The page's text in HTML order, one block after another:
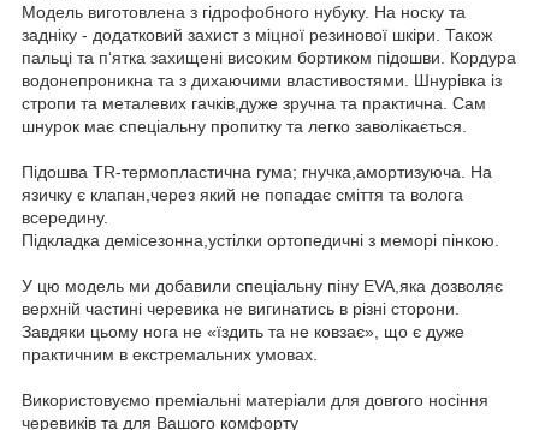
Модель виготовлена з гідрофобного нубуку. На носку та
задніку - додатковий захист з міцної резинової шкіри. Також
пальці та п‘ятка захищені високим бортиком підошви. Кордура
водонепроникна та з дихаючими властивостями. Шнурівка із
стропи та металевих гачків,дуже зручна та практична. Сам
шнурок має спеціальну пропитку та легко заволікається.
Підошва TR-термопластична гума; гнучка,амортизуюча. На
язичку є клапан,через який не попадає сміття та волога
всередину.
Підкладка демісезонна,устілки ортопедичні з меморі пінкою.
У цю модель ми добавили спеціальну піну EVA,яка дозволяє
верхній частині черевика не вигинатись в різні сторони.
Завдяки цьому нога не «їздить та не ковзає», що є дуже
практичним в екстремальних умовах.
Використовуємо преміальні матеріали для довгого носіння
черевиків та для Вашого комфорту